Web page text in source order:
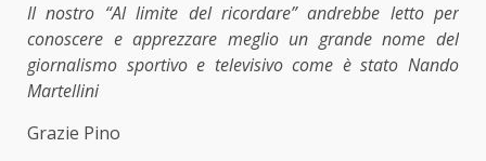
Il nostro “Al limite del ricordare” andrebbe letto per
conoscere e apprezzare meglio un grande nome del
giornalismo sportivo e televisivo come è stato Nando
Martellini
Grazie Pino